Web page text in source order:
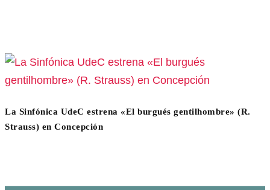
La Sinfónica UdeC estrena «El burgués gentilhombre» (R.
Strauss) en Concepción